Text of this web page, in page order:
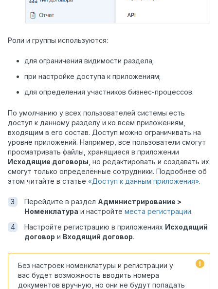
Роли и группы используются:
для ограничения видимости раздела;
при настройке доступа к приложениям;
для определения участников бизнес-процессов.
По умолчанию у всех пользователей системы есть
доступ к данному разделу и ко всем приложениям,
входящим в его состав. Доступ можно ограничивать на
уровне приложений. Например, все пользователи смогут
просматривать файлы, хранящиеся в приложении
Исходящие договоры , но редактировать и создавать их
смогут только определённые сотрудники. Подробнее об
этом читайте в статье «Доступ к данным приложения».
Перейдите в раздел Администрирование >
Номенклатура и настройте места регистрации.
Настройте регистрацию в приложениях Исходящий
договор и Входящий договор.
Без настроек номенклатуры и регистрации у
вас будет возможность вводить номера
документов вручную, но они не будут попадать